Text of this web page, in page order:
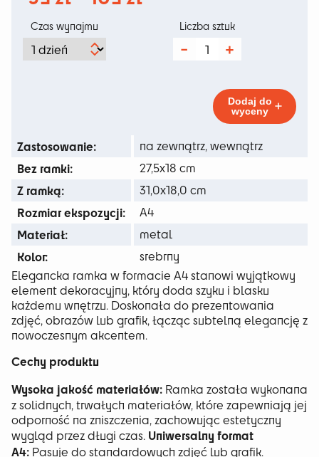
Czas wynajmu
ilość
poziomy
Liczba sztuk
Dodaj do
wyceny
Zastosowanie: na zewnątrz, wewnątrz
Bez ramki: 27,5x18 cm
Z ramką: 31,0x18,0 cm
Rozmiar ekspozycji: A4
Materiał: metal
Kolor:
srebrny
Elegancka ramka w formacie A4 stanowi wyjątkowy
element dekoracyjny, który doda szyku i blasku
każdemu wnętrzu. Doskonała do prezentowania
zdjęć, obrazów lub grafik, łącząc subtelną elegancję z
nowoczesnym akcentem.
Cechy produktu
Wysoka jakość materiałów: Ramka została wykonana
z solidnych, trwałych materiałów, które zapewniają jej
odporność na zniszczenia, zachowując estetyczny
wygląd przez długi czas. Uniwersalny format
A4: Pasuje do standardowych zdjęć lub grafik.